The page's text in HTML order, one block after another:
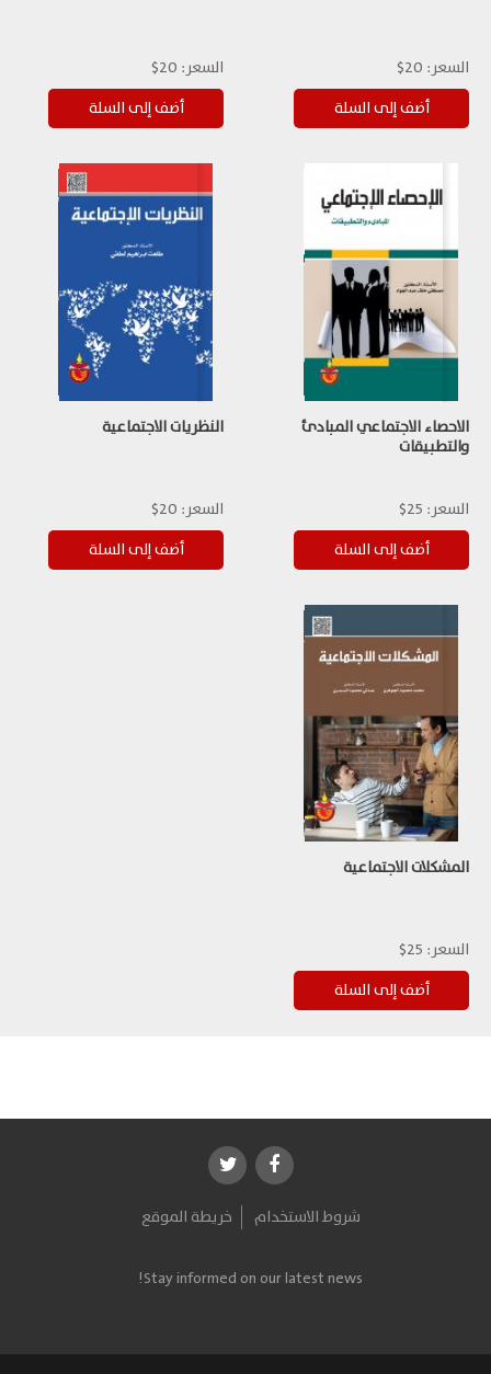
السعر: 20$ السعر: 20$
الاحصاء الاجتماعي المبادئ
والتطبيقات
السعر: 25$
النظريات الاجتماعية
السعر: 20$
المشكلات الاجتماعية
السعر: 25$
شروط الاستخدام خريطة الموقع
Stay informed on our latest news!